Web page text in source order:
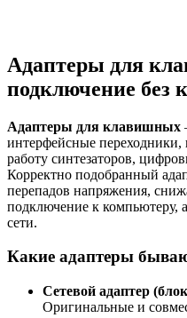
Адаптеры для
подключение без
Адаптеры для клавишных
интерфейсные переходники,
работу синтезаторов,
Корректно подобранный
перепадов напряжения,
подключение к компьютеру,
сети.
Какие адаптеры
Сетевой адаптер
Оригинальные и